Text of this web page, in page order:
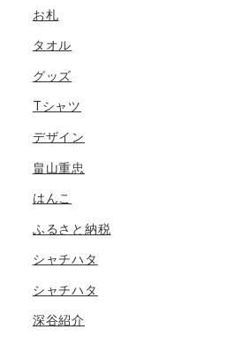
お札
タオル
グッズ
Tシャツ
デザイン
畠山重忠
はんこ
ふるさと納税
シャチハタ
シャチハタ
深谷紹介